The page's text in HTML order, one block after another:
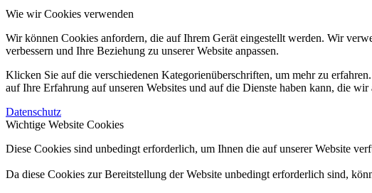
Wie wir Cookies verwenden
Wir können Cookies anfordern, die auf Ihrem Gerät eingestellt werden. Wir
verbessern und Ihre Beziehung zu unserer Website anpassen.
Klicken Sie auf die verschiedenen Kategorienüberschriften, um mehr zu
auf Ihre Erfahrung auf unseren Websites und auf die Dienste haben kann, die wir
Datenschutz
Wichtige Website Cookies
Diese Cookies sind unbedingt erforderlich, um Ihnen die auf unserer Website
Da diese Cookies zur Bereitstellung der Website unbedingt erforderlich sind,